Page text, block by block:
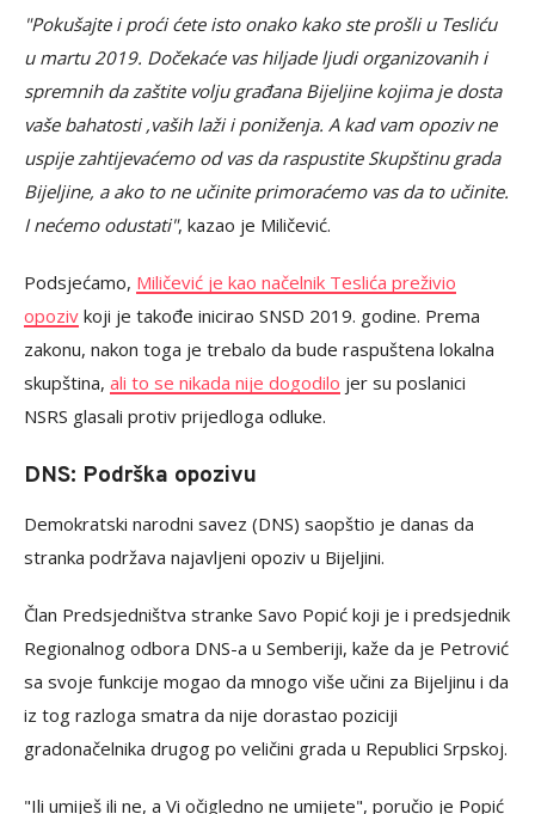
"Pokušajte i proći ćete isto onako kako ste prošli u Tesliću
u martu 2019. Dočekaće vas hiljade ljudi organizovanih i
spremnih da zaštite volju građana Bijeljine kojima je dosta
vaše bahatosti ,vaših laži i poniženja. A kad vam opoziv ne
uspije zahtijevaćemo od vas da raspustite Skupštinu grada
Bijeljine, a ako to ne učinite primoraćemo vas da to učinite.
I nećemo odustati", kazao je Miličević.
Podsjećamo, Miličević je kao načelnik Teslića preživio
opoziv koji je takođe inicirao SNSD 2019. godine. Prema
zakonu, nakon toga je trebalo da bude raspuštena lokalna
skupština, ali to se nikada nije dogodilo jer su poslanici
NSRS glasali protiv prijedloga odluke.
DNS: Podrška opozivu
Demokratski narodni savez (DNS) saopštio je danas da
stranka podržava najavljeni opoziv u Bijeljini.
Član Predsjedništva stranke Savo Popić koji je i predsjednik
Regionalnog odbora DNS-a u Semberiji, kaže da je Petrović
sa svoje funkcije mogao da mnogo više učini za Bijeljinu i da
iz tog razloga smatra da nije dorastao poziciji
gradonačelnika drugog po veličini grada u Republici Srpskoj.
"Ili umiješ ili ne, a Vi očigledno ne umijete", poručio je Popić